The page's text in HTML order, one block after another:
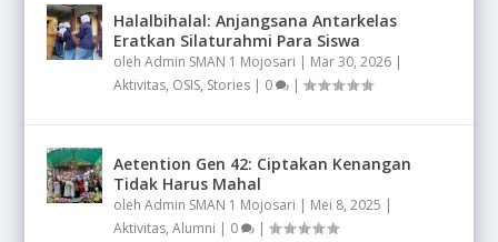
Halalbihalal: Anjangsana Antarkelas
Eratkan Silaturahmi Para Siswa
olehAdmin SMAN 1 Mojosari | Mar 30, 2026 |
Aktivitas, OSIS, Stories | 0 |
Aetention Gen 42: Ciptakan Kenangan
Tidak Harus Mahal
olehAdmin SMAN 1 Mojosari | Mei 8, 2025 |
Aktivitas,Alumni | 0 |